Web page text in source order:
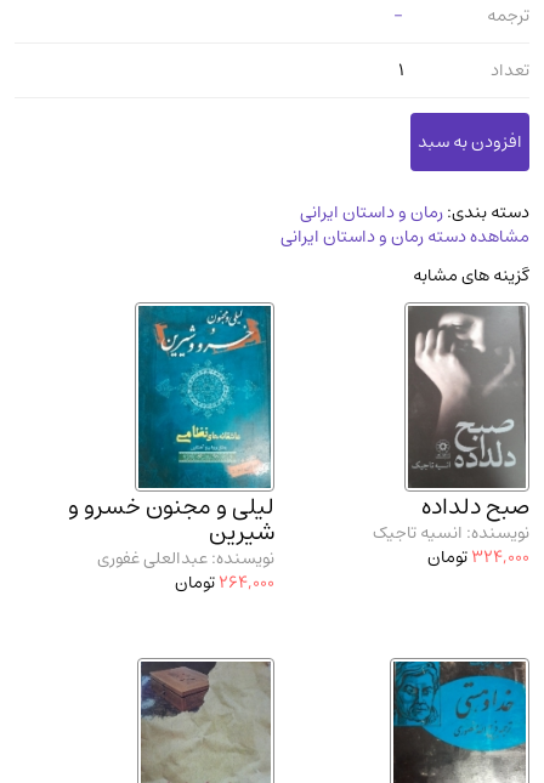
جغرافیا
آموزشی و کنکوری
مدرسان شریف و انتشارت ارشد کتاب‌های..
دانشگاه پیامـ نور(10)
ترجمه
-
تعداد
1
دسته بندی:رمان و داستان ایرانی
مشاهده دسته رمان و داستان ایرانی
گزینه های مشابه
صبح دلداده
نویسنده: انسیه تاجیک
324,000تومان
لیلی و مجنون خسرو و
شیرین
نویسنده: عبدالعلی غفوری
264,000تومان